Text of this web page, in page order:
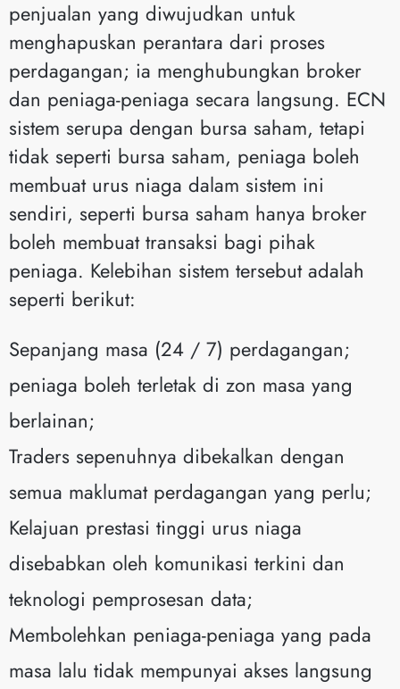
penjualan yang diwujudkan untuk
menghapuskan perantara dari proses
perdagangan; ia menghubungkan broker
dan peniaga-peniaga secara langsung. ECN
sistem serupa dengan bursa saham, tetapi
tidak seperti bursa saham, peniaga boleh
membuat urus niaga dalam sistem ini
sendiri, seperti bursa saham hanya broker
boleh membuat transaksi bagi pihak
peniaga. Kelebihan sistem tersebut adalah
seperti berikut:
Sepanjang masa (24 / 7) perdagangan;
peniaga boleh terletak di zon masa yang
berlainan;
Traders sepenuhnya dibekalkan dengan
semua maklumat perdagangan yang perlu;
Kelajuan prestasi tinggi urus niaga
disebabkan oleh komunikasi terkini dan
teknologi pemprosesan data;
Membolehkan peniaga-peniaga yang pada
masa lalu tidak mempunyai akses langsung